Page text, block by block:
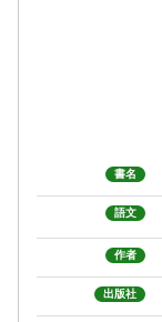
書名
語文
作者
出版社